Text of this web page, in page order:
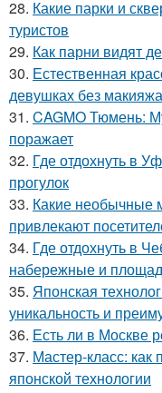
28. Какие парки и
туристов
29. Как парни видят
30. Естественная
девушках без макияжа
31. CAGMO Тюмень:
поражает
32. Где отдохнуть в
прогулок
33. Какие необычные
привлекают
34. Где отдохнуть в
набережные и
35. Японская
уникальность и
36. Есть ли в Москве
37. Мастер-класс: как
японской технологии